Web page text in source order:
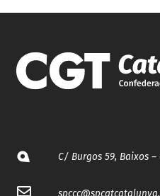
C/ Burgos 59, Baixos –